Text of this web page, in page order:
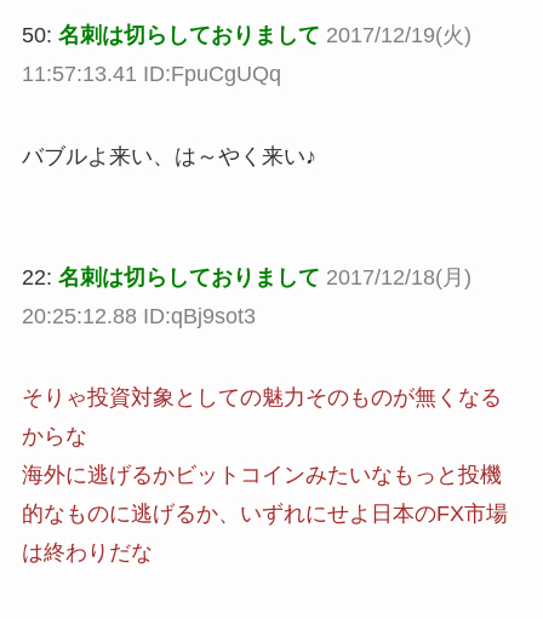
50: 名刺は切らしておりまして 2017/12/19(火)
11:57:13.41 ID:FpuCgUQq
バブルよ来い、は～やく来い♪
22: 名刺は切らしておりまして 2017/12/18(月)
20:25:12.88 ID:qBj9sot3
そりゃ投資対象としての魅力そのものが無くなる
からな
海外に逃げるかビットコインみたいなもっと投機
的なものに逃げるか、いずれにせよ日本のFX市場
は終わりだな